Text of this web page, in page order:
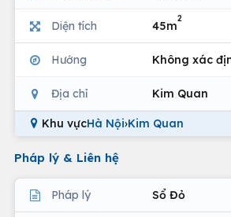
Diện tích 45m
2
Hướng Không xác
Địa chỉ Kim Quan
Khu vựcHà Nội›Kim Quan
Pháp lý & Liên hệ
Pháp lý Sổ Đỏ